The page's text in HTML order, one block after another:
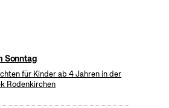
Sonntag
für Kinder ab 4 Jahren in der
Rodenkirchen